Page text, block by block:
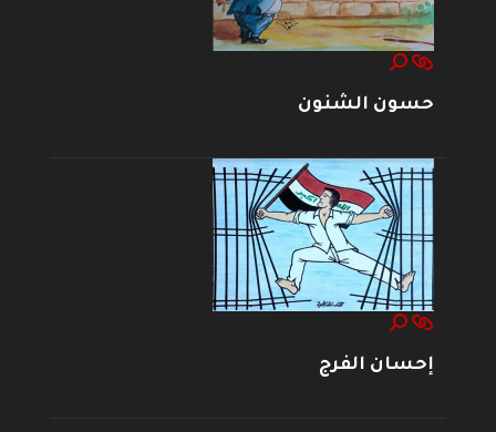
حسون الشنون
إحسان الفرج